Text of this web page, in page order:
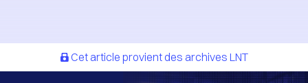
Cet article provient des archives LNT